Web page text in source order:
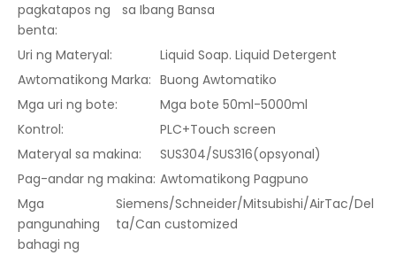
pagkatapos ng
benta:
sa Ibang Bansa
Uri ng Materyal:
Liquid Soap. Liquid Detergent
Awtomatikong Marka: Buong Awtomatiko
Mga uri ng bote:
Mga bote 50ml-5000ml
Kontrol:
PLC+Touch screen
Materyal sa makina:
SUS304/SUS316(opsyonal)
Pag-andar ng makina: Awtomatikong Pagpuno
Mga
pangunahing
bahagi ng
Siemens/Schneider/Mitsubishi/AirTac/Del
ta/Can customized